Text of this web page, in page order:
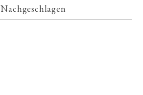
Nachgeschlagen